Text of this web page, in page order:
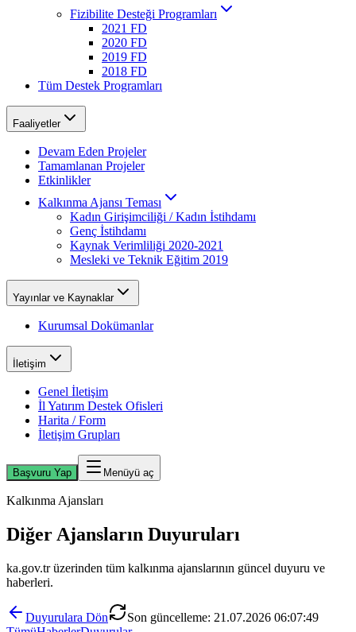
Fizibilite Desteği Programları
2021 FD
2020 FD
2019 FD
2018 FD
Tüm Destek Programları
Faaliyetler
Devam Eden Projeler
Tamamlanan Projeler
Etkinlikler
Kalkınma Ajansı Teması
Kadın Girişimciliği / Kadın İstihdamı
Genç İstihdamı
Kaynak Verimliliği 2020-2021
Mesleki ve Teknik Eğitim 2019
Yayınlar ve Kaynaklar
Kurumsal Dokümanlar
İletişim
Genel İletişim
İl Yatırım Destek Ofisleri
Harita / Form
İletişim Grupları
Başvuru Yap Menüyü aç
Kalkınma Ajansları
Diğer Ajansların Duyuruları
ka.gov.tr üzerinden tüm kalkınma ajanslarının güncel duyuru ve
haberleri.
Duyurulara Dön Son güncelleme: 21.07.2026 06:07:49